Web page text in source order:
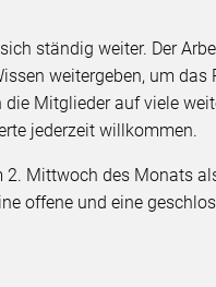
ständig weiter. Der
weitergeben, um das
Mitglieder auf viele
jederzeit willkommen.
Mittwoch des Monats
offene und eine